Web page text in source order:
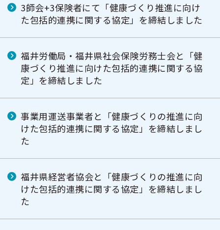
3師会+3保険者にて「健康づくり推進に向け
た包括的連携に関する協定」を締結しました
福井労働局・福井県社会保険労務士会と「健
康づくり推進に向けた包括的連携に関する協
定」を締結しました
事業用運送事業者と「健康づくりの推進に向
けた包括的連携に関する協定」を締結しまし
た
福井県経営者協会と「健康づくりの推進に向
けた包括的連携に関する協定」を締結しまし
た